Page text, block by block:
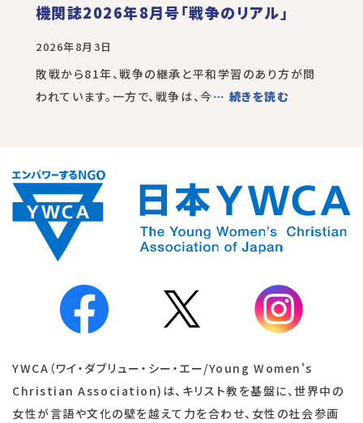
機関誌2026年8月号「戦争のリアル」
2026年8月3日
敗戦から81年、戦争の継承と平和学習のあり方が問
われています。一方で、戦争は、今… 続きを読む
YWCA（ワイ・ダブリュー・シー・エー/Young Women's
Christian Association)は、キリスト教を基盤に、世界中の
女性が言語や文化の壁を越えて力を合わせ、女性の社会参画